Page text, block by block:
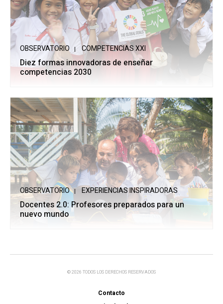
OBSERVATORIO COMPETENCIAS XXI
Diez formas innovadoras de enseñar
competencias 2030
OBSERVATORIO EXPERIENCIAS INSPIRADORAS
Docentes 2.0: Profesores preparados para un
nuevo mundo
© 2026 TODOS LOS DERECHOS RESERVADOS
Contacto